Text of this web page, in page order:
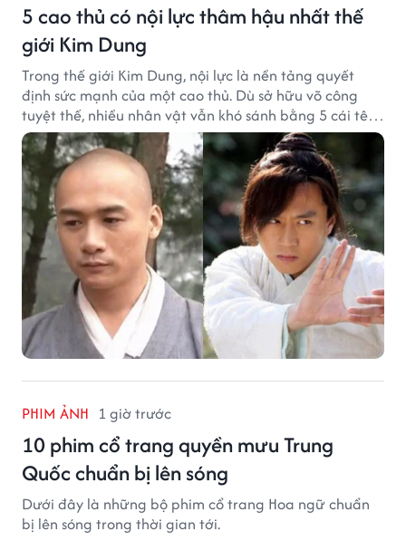
5 cao thủ có nội lực thâm hậu nhất thế
giới Kim Dung
Trong thế giới Kim Dung, nội lực là nền tảng quyết
định sức mạnh của một cao thủ. Dù sở hữu võ công
tuyệt thế, nhiều nhân vật vẫn khó sánh bằng 5 cái tên
dưới đây về độ thâm hậu của chân khí.
PHIM ẢNH 1 giờ trước
10 phim cổ trang quyền mưu Trung
Quốc chuẩn bị lên sóng
Dưới đây là những bộ phim cổ trang Hoa ngữ chuẩn
bị lên sóng trong thời gian tới.